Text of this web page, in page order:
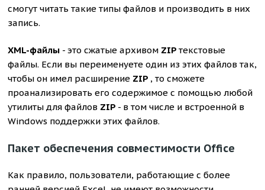
смогут читать такие типы файлов и производить в них
запись.
XML-файлы - это сжатые архивом ZIPтекстовые
файлы. Если вы переименуете один из этих файлов так,
чтобы он имел расширение ZIP , то сможете
проанализировать его содержимое с помощью любой
утилиты для файлов ZIP - в том числе и встроенной в
Windows поддержки этих файлов.
Пакет обеспечения совместимости Office
Как правило, пользователи, работающие с более